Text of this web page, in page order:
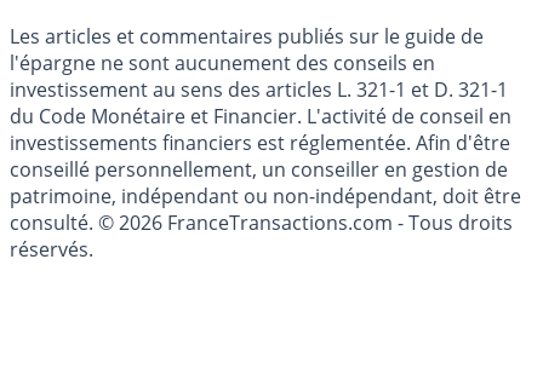
Cookies
Les articles et commentaires publiés sur le guide de
l'épargne ne sont aucunement des conseils en
investissement au sens des articles L. 321-1 et D. 321-1
du Code Monétaire et Financier. L'activité de conseil en
investissements financiers est réglementée. Afin d'être
conseillé personnellement, un conseiller en gestion de
patrimoine, indépendant ou non-indépendant, doit être